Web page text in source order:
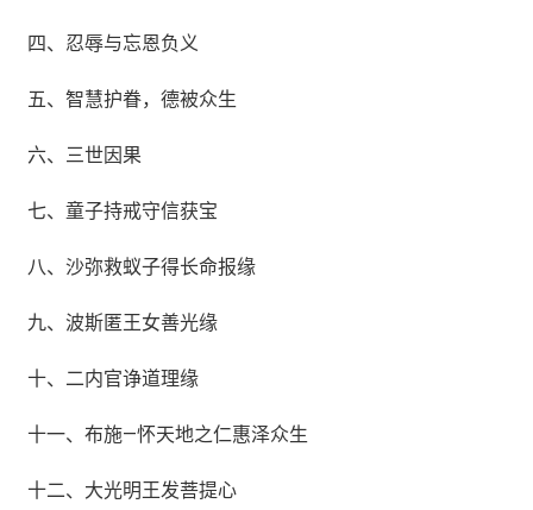
四、忍辱与忘恩负义
五、智慧护眷，德被众生
六、三世因果
七、童子持戒守信获宝
八、沙弥救蚁子得长命报缘
九、波斯匿王女善光缘
十、二内官诤道理缘
十一、布施—怀天地之仁惠泽众生
十二、大光明王发菩提心